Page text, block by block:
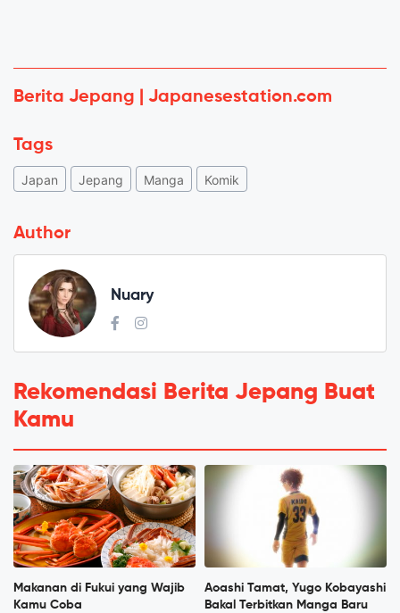
Berita Jepang | Japanesestation.com
Tags
Japan Jepang Manga Komik
Author
Nuary
Rekomendasi Berita Jepang Buat
Kamu
Makanan di Fukui yang Wajib
Kamu Coba
Aoashi Tamat, Yugo Kobayashi
Bakal Terbitkan Manga Baru